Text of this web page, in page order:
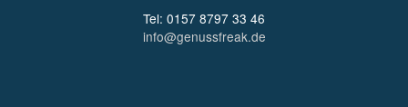
Tel: 0157 8797 33 46
info@genussfreak.de